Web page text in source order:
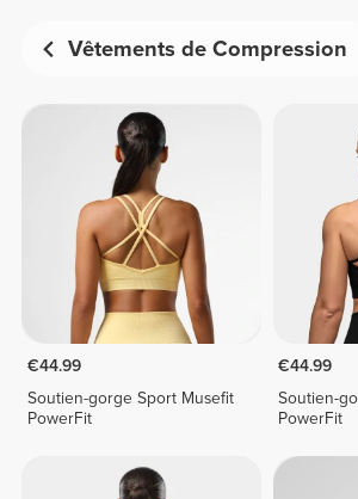
Vêtements de Compression
€44.99
Soutien-gorge Sport Musefit
PowerFit
€44.99
Soutien-
PowerFit